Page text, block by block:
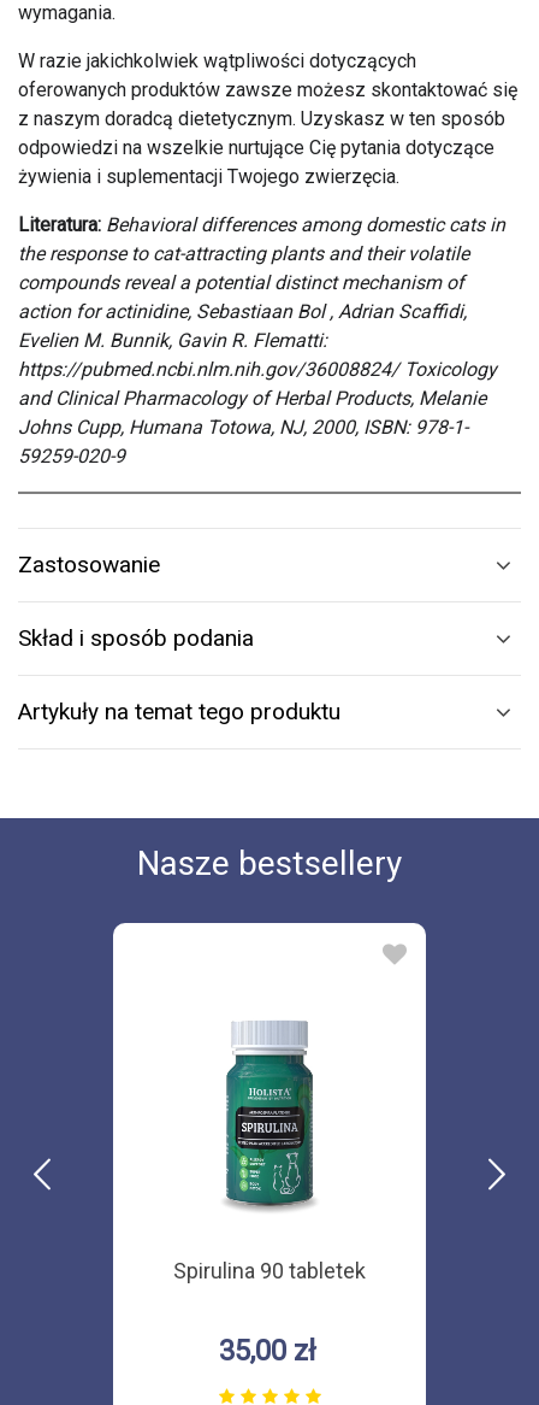
wymagania.
W razie jakichkolwiek wątpliwości dotyczących
oferowanych produktów zawsze możesz skontaktować się
z naszym doradcą dietetycznym. Uzyskasz w ten sposób
odpowiedzi na wszelkie nurtujące Cię pytania dotyczące
żywienia i suplementacji Twojego zwierzęcia.
Literatura: Behavioral differences among domestic cats in
the response to cat-attracting plants and their volatile
compounds reveal a potential distinct mechanism of
action for actinidine, Sebastiaan Bol , Adrian Scaffidi,
Evelien M. Bunnik, Gavin R. Flematti:
https://pubmed.ncbi.nlm.nih.gov/36008824/ Toxicology
and Clinical Pharmacology of Herbal Products, Melanie
Johns Cupp, Humana Totowa, NJ, 2000, ISBN: 978-1-
59259-020-9
Zastosowanie
Skład i sposób podania
Artykuły na temat tego produktu
Nasze bestsellery
Spirulina 90 tabletek
35,00 zł